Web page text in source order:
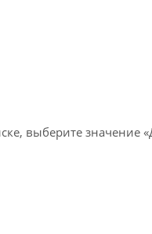
выберите значение